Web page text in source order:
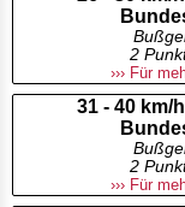
2
››› Für
31 - 40 km/
2
››› Für